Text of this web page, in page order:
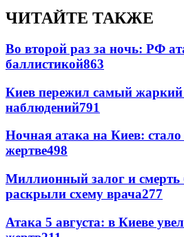
ЧИТАЙТЕ ТАКЖЕ
Во второй раз за ночь: РФ
баллистикой863
Киев пережил самый жаркий
наблюдений791
Ночная атака на Киев: стало
жертве498
Миллионный залог и смерть
раскрыли схему врача277
Атака 5 августа: в Киеве